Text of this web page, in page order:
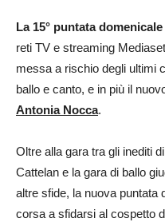
La 15° puntata
reti TV e streaming
messa a rischio degli ultimi
ballo e canto, e in più il
Antonia Nocca.
Oltre alla gara tra gli inediti
Cattelan e la gara di ballo
altre sfide, la nuova puntata
corsa a sfidarsi al cospetto